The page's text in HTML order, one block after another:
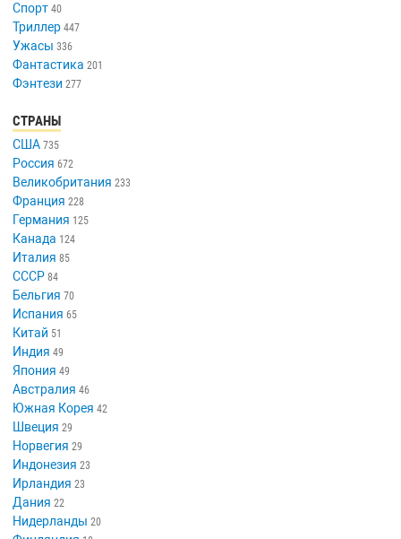
Спорт 40
Триллер 447
Ужасы 336
Фантастика 201
Фэнтези 277
СТРАНЫ
США 735
Россия 672
Великобритания 233
Франция 228
Германия 125
Канада 124
Италия 85
СССР 84
Бельгия 70
Испания 65
Китай 51
Индия 49
Япония 49
Австралия 46
Южная Корея 42
Швеция 29
Норвегия 29
Индонезия 23
Ирландия 23
Дания 22
Нидерланды 20